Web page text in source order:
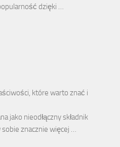
dzięki …
które warto znać i
jako nieodłączny składnik
znacznie więcej …